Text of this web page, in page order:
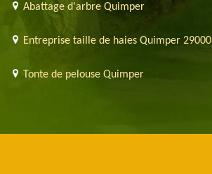
Abattage d'arbre Quimper
Entreprise taille de haies Quimper 29000
Tonte de pelouse Quimper